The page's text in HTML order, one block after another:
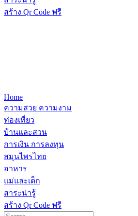
สร้าง Qr Code ฟรี
Home
ความสวย ความงาม
ท่องเที่ยว
บ้านและสวน
การเงิน การลงทุน
สมุนไพรไทย
อาหาร
แม่และเด็ก
สาระน่ารู้
สร้าง Qr Code ฟรี